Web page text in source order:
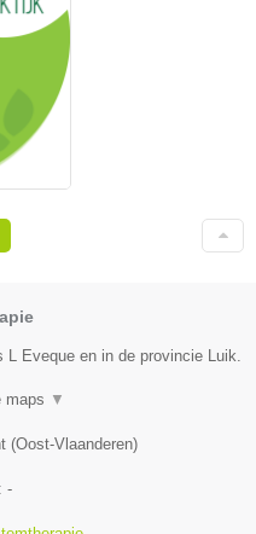
Eveque en in de provincie Luik.
maps ▼
(Oost-Vlaanderen)
-